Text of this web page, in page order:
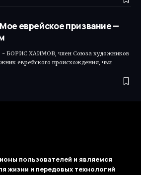
еврейское призвание —
- БОРИС ХАИМОВ, член Союза художников
еврейского происхождения, чьи
пользователей и являемся
жизни и передовых технологий